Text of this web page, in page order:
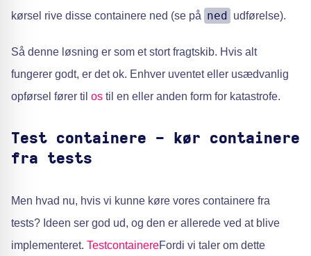
kørsel rive disse containere ned (se på ned udførelse).
Så denne løsning er som et stort fragtskib. Hvis alt
fungerer godt, er det ok. Enhver uventet eller usædvanlig
opførsel fører til os til en eller anden form for katastrofe.
Test containere - kør containere
fra tests
Men hvad nu, hvis vi kunne køre vores containere fra
tests? Ideen ser god ud, og den er allerede ved at blive
implementeret. TestcontainereFordi vi taler om dette